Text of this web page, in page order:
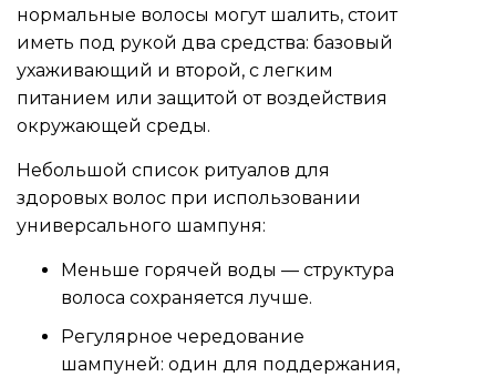
нормальные волосы могут шалить, стоит
иметь под рукой два средства: базовый
ухаживающий и второй, с легким
питанием или защитой от воздействия
окружающей среды.
Небольшой список ритуалов для
здоровых волос при использовании
универсального шампуня:
Меньше горячей воды — структура
волоса сохраняется лучше.
Регулярное чередование
шампуней: один для поддержания,